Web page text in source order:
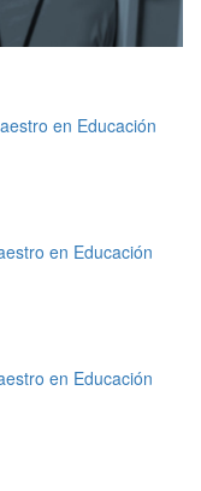
en Educación
en Educación
en Educación